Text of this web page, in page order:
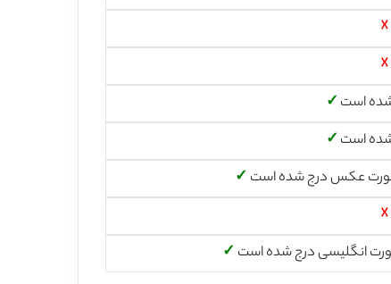
☓
☓
است ✓
است ✓
عکس درج شده است ✓
☓
انگلیسی درج شده است ✓